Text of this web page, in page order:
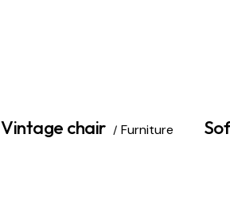
Furniture
Vintage chair